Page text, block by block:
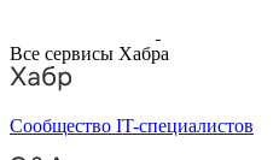
Все сервисы Хабра
Сообщество IT-специалистов